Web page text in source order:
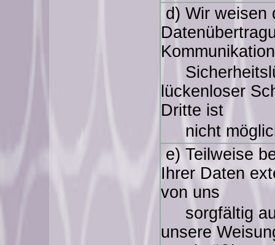
d) Wir weisen
lückenloser
Dritte ist
nicht
e) Teilweise
Ihrer Daten
von uns
sorgfältig
unsere